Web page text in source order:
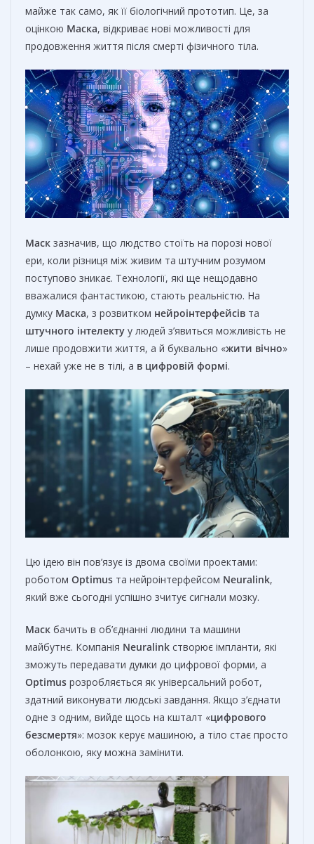
майже так само, як її біологічний прототип. Це, за
оцінкою Маска, відкриває нові можливості для
продовження життя після смерті фізичного тіла.
Маск зазначив, що людство стоїть на порозі нової
ери, коли різниця між живим та штучним розумом
поступово зникає. Технології, які ще нещодавно
вважалися фантастикою, стають реальністю. На
думку Маска, з розвитком нейроінтерфейсів та
штучного інтелекту у людей з’явиться можливість не
лише продовжити життя, а й буквально «жити вічно»
– нехай уже не в тілі, а в цифровій формі.
Цю ідею він пов’язує із двома своїми проектами:
роботом Optimus та нейроінтерфейсом Neuralink,
який вже сьогодні успішно зчитує сигнали мозку.
Маск бачить в об’єднанні людини та машини
майбутнє. Компанія Neuralink створює імпланти, які
зможуть передавати думки до цифрової форми, а
Optimus розробляється як універсальний робот,
здатний виконувати людські завдання. Якщо з’єднати
одне з одним, вийде щось на кшталт «цифрового
безсмертя»: мозок керує машиною, а тіло стає просто
оболонкою, яку можна замінити.